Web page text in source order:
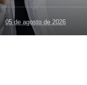
05 de agosto de 2026